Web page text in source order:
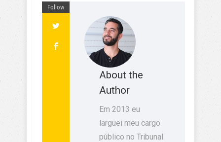
Follow
About the
Author
Em 2013 eu
larguei meu cargo
público no Tribunal